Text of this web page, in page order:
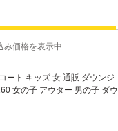
み価格を表示中
ト キッズ 女 通販 ダウンジ
女の子 アウター 男の子 ダウ